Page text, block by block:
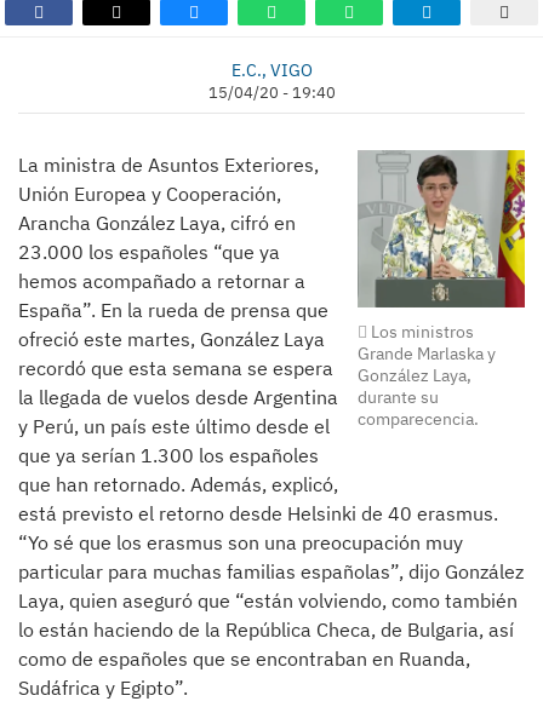
E.C., VIGO
15/04/20 - 19:40
Los ministros
Grande Marlaska y
González Laya,
durante su
comparecencia.
La ministra de Asuntos Exteriores,
Unión Europea y Cooperación,
Arancha González Laya, cifró en
23.000 los españoles “que ya
hemos acompañado a retornar a
España”. En la rueda de prensa que
ofreció este martes, González Laya
recordó que esta semana se espera
la llegada de vuelos desde Argentina
y Perú, un país este último desde el
que ya serían 1.300 los españoles
que han retornado. Además, explicó,
está previsto el retorno desde Helsinki de 40 erasmus.
“Yo sé que los erasmus son una preocupación muy
particular para muchas familias españolas”, dijo González
Laya, quien aseguró que “están volviendo, como también
lo están haciendo de la República Checa, de Bulgaria, así
como de españoles que se encontraban en Ruanda,
Sudáfrica y Egipto”.